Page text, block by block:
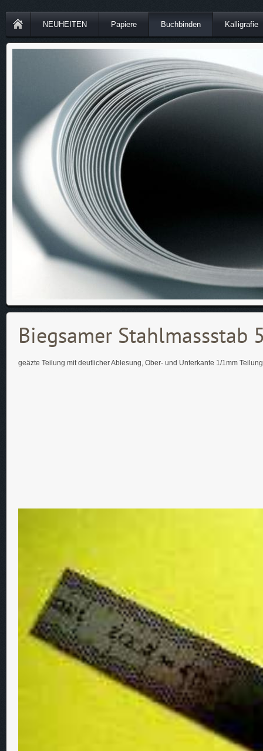
NEUHEITEN Papiere Buchbinden Kalligrafie
Biegsamer Stahlmassstab
geäzte Teilung mit deutlicher Ablesung, Ober- und Unterkante 1/1mm Teilung